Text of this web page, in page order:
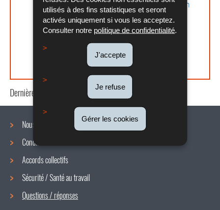
utilisés à des fins statistiques et seront
activés uniquement si vous les acceptez.
Consulter notre politique de confidentialité
J'accepte
Je refuse
Gérer les cookies
général des fonctionnaires communaux, en
vue de la transposition de la directive (UE)
2019/1152 du Parlement européen et du
Conseil du 20 juin 2019 relative à des
conditions de travail transparentes et
prévisibles dans l’Union européenne
Dernière mise à jour 08/08/2024
Menu
de
navigation
Nous connaître
Conditions de travail
Accords collectifs
Sécurité / Santé au travail
Questions / réponses